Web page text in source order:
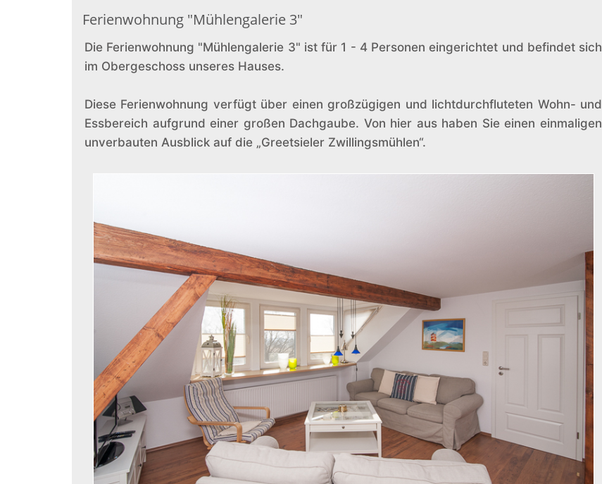
Ferienwohnung "Mühlengalerie 3"
Die Ferienwohnung "Mühlengalerie 3" ist für 1 - 4 Personen eingerichtet und befindet sich
im Obergeschoss unseres Hauses.
Diese Ferienwohnung verfügt über einen großzügigen und lichtdurchfluteten Wohn- und
Essbereich aufgrund einer großen Dachgaube. Von hier aus haben Sie einen einmaligen
unverbauten Ausblick auf die „Greetsieler Zwillingsmühlen“.